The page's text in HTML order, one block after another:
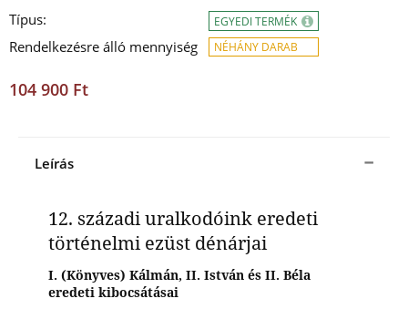
Típus:
Rendelkezésre álló mennyiség
EGYEDI TERMÉK
NÉHÁNY DARAB
104 900 Ft
Leírás
12. századi uralkodóink eredeti
történelmi ezüst dénárjai
I. (Könyves) Kálmán, II. István és II. Béla
eredeti kibocsátásai